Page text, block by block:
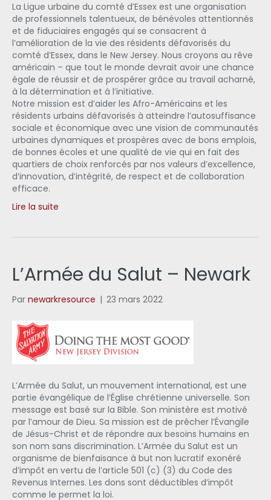
La Ligue urbaine du comté d’Essex est une organisation
de professionnels talentueux, de bénévoles attentionnés
et de fiduciaires engagés qui se consacrent à
l’amélioration de la vie des résidents défavorisés du
comté d’Essex, dans le New Jersey. Nous croyons au rêve
américain – que tout le monde devrait avoir une chance
égale de réussir et de prospérer grâce au travail acharné,
à la détermination et à l’initiative.
Notre mission est d’aider les Afro-Américains et les
résidents urbains défavorisés à atteindre l’autosuffisance
sociale et économique avec une vision de communautés
urbaines dynamiques et prospères avec de bons emplois,
de bonnes écoles et une qualité de vie qui en fait des
quartiers de choix renforcés par nos valeurs d’excellence,
d’innovation, d’intégrité, de respect et de collaboration
efficace.
Lire la suite
L’Armée du Salut – Newark
Par newarkresource | 23 mars 2022
L’Armée du Salut, un mouvement international, est une
partie évangélique de l’Église chrétienne universelle. Son
message est basé sur la Bible. Son ministère est motivé
par l’amour de Dieu. Sa mission est de prêcher l’Évangile
de Jésus-Christ et de répondre aux besoins humains en
son nom sans discrimination. L’Armée du Salut est un
organisme de bienfaisance à but non lucratif exonéré
d’impôt en vertu de l’article 501 (c) (3) du Code des
Revenus Internes. Les dons sont déductibles d’impôt
comme le permet la loi.